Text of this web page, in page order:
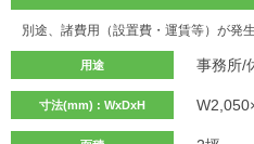
別途、諸費用（設置費・運賃等）が発
用途 事務所/
寸法(mm) : WxDxH